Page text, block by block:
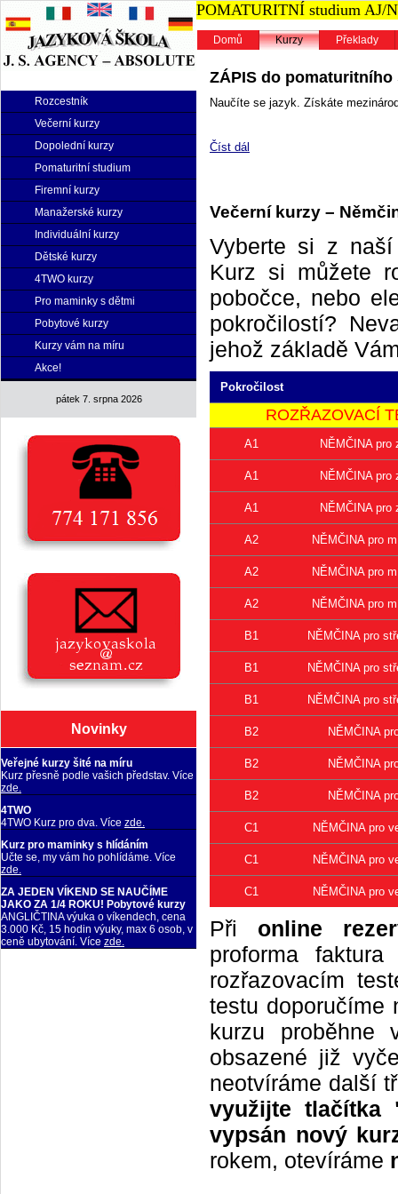
Rozcestník
Večerní kurzy
Dopolední kurzy
Pomaturitní studium
Firemní kurzy
Manažerské kurzy
Individuální kurzy
Dětské kurzy
4TWO kurzy
Pro maminky s dětmi
Pobytové kurzy
Kurzy vám na míru
Akce!
pátek 7. srpna 2026
Novinky
Veřejné kurzy šité na míru
Kurz přesně podle vašich představ. Více
zde.
4TWO
4TWO Kurz pro dva. Více zde.
Kurz pro maminky s hlídáním
Učte se, my vám ho pohlídáme. Více
zde.
ZA JEDEN VÍKEND SE NAUČÍME
JAKO ZA 1/4 ROKU! Pobytové kurzy
ANGLIČTINA výuka o víkendech, cena
3.000 Kč, 15 hodin výuky, max 6 osob, v
ceně ubytování. Více zde.
POMATURITNÍ studium AJ/
Domů Kurzy Překlady
ZÁPIS do pomaturitního
Naučíte se jazyk. Získáte
Číst dál
Večerní kurzy –
Vyberte si z
Kurz si můžete
pobočce, nebo
pokročilostí?
jehož základě
Pokročilost
ROZŘAZOVACÍ
A1 NĚMČINA pro
A1 NĚMČINA pro
A1 NĚMČINA pro
A2 NĚMČINA pro
A2 NĚMČINA pro
A2 NĚMČINA pro
B1 NĚMČINA pro
B1 NĚMČINA pro
B1 NĚMČINA pro
B2 NĚMČINA
B2 NĚMČINA
B2 NĚMČINA
C1 NĚMČINA pro
C1 NĚMČINA pro
C1 NĚMČINA pro
Při online
proforma
rozřazovacím
testu doporučíme
kurzu proběhne
obsazené již
neotvíráme další
využijte tlačítka
vypsán nový
rokem, otevíráme